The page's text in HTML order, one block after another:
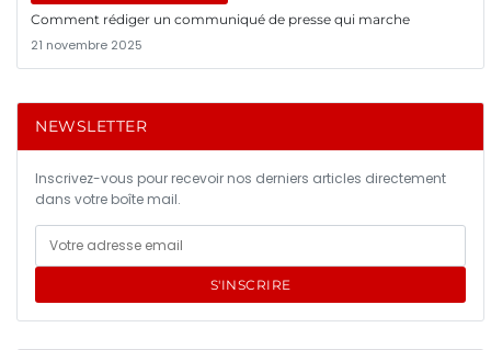
Comment rédiger un communiqué de presse qui marche
21 novembre 2025
NEWSLETTER
Inscrivez-vous pour recevoir nos derniers articles directement
dans votre boîte mail.
S'INSCRIRE